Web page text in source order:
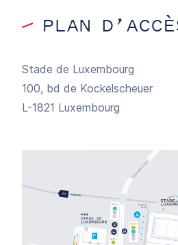
PLAN
Stade de Luxembourg
100, bd de Kockelscheuer
L-1821 Luxembourg